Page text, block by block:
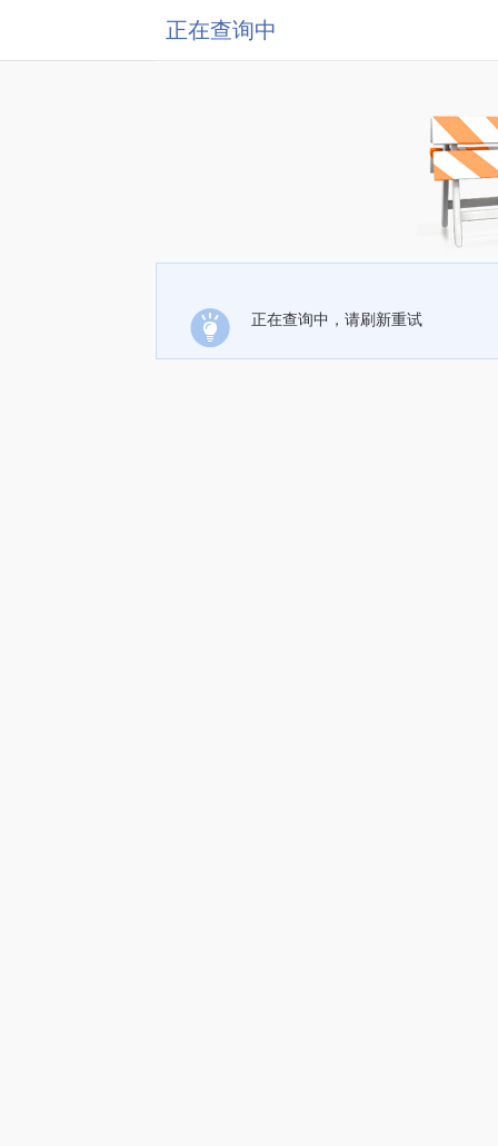
正在查询中
正在查询中，请刷新重试